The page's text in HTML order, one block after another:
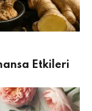
Etkileri